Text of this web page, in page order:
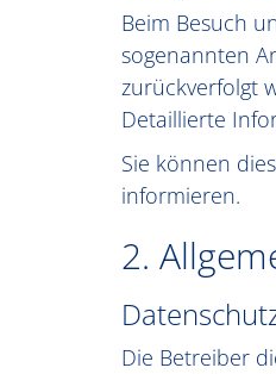
Beim Besuch
sogenannten
zurückverfolgt
Detaillierte
Sie können
informieren.
2.
Die Betreiber